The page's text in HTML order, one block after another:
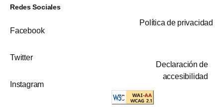
Redes Sociales
Facebook
Twitter
Instagram
Política de privacidad
Declaración de
accesibilidad